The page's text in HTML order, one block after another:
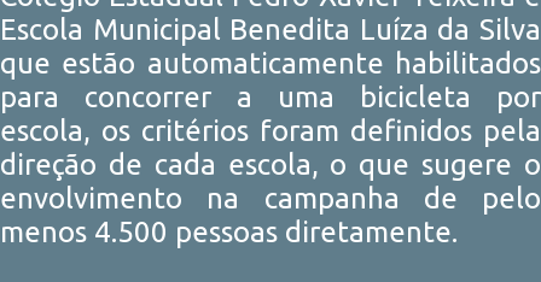
Escola Municipal Benedita Luíza da Silva
que estão automaticamente habilitados
para concorrer a uma bicicleta por
escola, os critérios foram definidos pela
direção de cada escola, o que sugere o
envolvimento na campanha de pelo
menos 4.500 pessoas diretamente.